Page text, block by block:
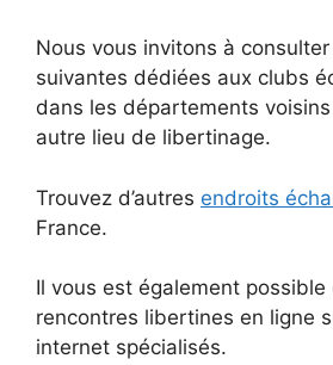
Nous vous invitons à
suivantes dédiées aux clubs
dans les départements
autre lieu de libertinage.
Trouvez d’autres endroits
France.
Il vous est également
rencontres libertines en ligne
internet spécialisés.